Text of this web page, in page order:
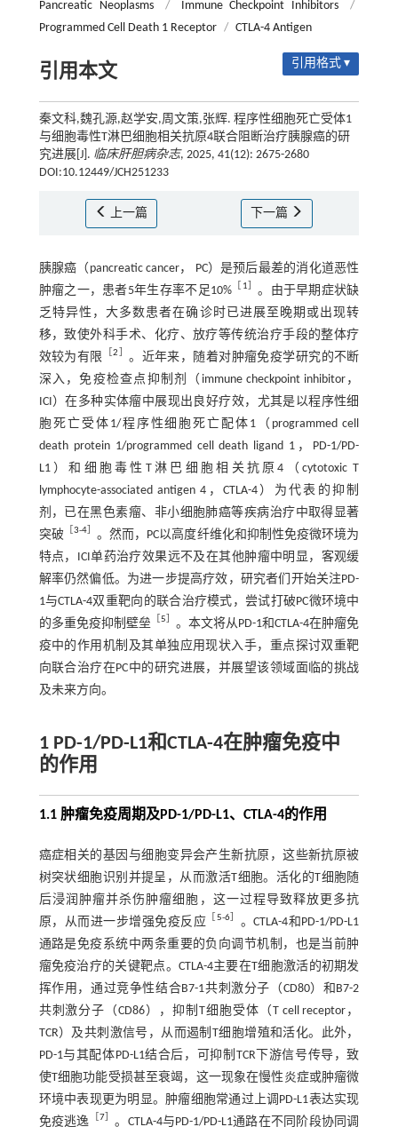
Pancreatic Neoplasms / Immune Checkpoint Inhibitors
/
Programmed Cell Death 1 Receptor / CTLA-4 Antigen
引用本文 引用格式 ▾
秦文科,魏孔源,赵学安,周文策,张辉. 程序性细胞死亡受体1
与细胞毒性T淋巴细胞相关抗原4联合阻断治疗胰腺癌的研
究进展[J]. 临床肝胆病杂志, 2025, 41(12): 2675-2680
DOI:10.12449/JCH251233
上一篇 下一篇
胰腺癌（pancreatic cancer， PC）是预后最差的消化道恶性
肿瘤之一，患者5年生存率不足10% ［ 1］ 。由于早期症状缺
乏特异性，大多数患者在确诊时已进展至晚期或出现转
移，致使外科手术、化疗、放疗等传统治疗手段的整体疗
效较为有限
［2］ 。近年来，随着对肿瘤免疫学研究的不断
深入，免疫检查点抑制剂（immune checkpoint inhibitor，
ICI）在多种实体瘤中展现出良好疗效，尤其是以程序性细
胞死亡受体1/程序性细胞死亡配体1（programmed cell
death protein 1/programmed cell death ligand 1，PD-1/PD-
L1）和细胞毒性T淋巴细胞相关抗原4（cytotoxic T
lymphocyte-associated antigen 4，CTLA-4）为代表的抑制
剂，已在黑色素瘤、非小细胞肺癌等疾病治疗中取得显著
突破 ［3-4］ 。然而，PC以高度纤维化和抑制性免疫微环境为
特点，ICI单药治疗效果远不及在其他肿瘤中明显，客观缓
解率仍然偏低。为进一步提高疗效，研究者们开始关注PD-
1与CTLA-4双重靶向的联合治疗模式，尝试打破PC微环境中
的多重免疫抑制壁垒 ［5］ 。本文将从PD-1和CTLA-4在肿瘤免
疫中的作用机制及其单独应用现状入手，重点探讨双重靶
向联合治疗在PC中的研究进展，并展望该领域面临的挑战
及未来方向。
1 PD-1/PD-L1和CTLA-4在肿瘤免疫中
的作用
1.1 肿瘤免疫周期及PD-1/PD-L1、CTLA-4的作用
癌症相关的基因与细胞变异会产生新抗原，这些新抗原被
树突状细胞识别并提呈，从而激活T细胞。活化的T细胞随
后浸润肿瘤并杀伤肿瘤细胞，这一过程导致释放更多抗
原，从而进一步增强免疫反应 ［5-6］ 。CTLA-4和PD-1/PD-L1
通路是免疫系统中两条重要的负向调节机制，也是当前肿
瘤免疫治疗的关键靶点。CTLA-4主要在T细胞激活的初期发
挥作用，通过竞争性结合B7-1共刺激分子（CD80）和B7-2
共刺激分子（CD86），抑制T细胞受体（T cell receptor，
TCR）及共刺激信号，从而遏制T细胞增殖和活化。此外，
PD-1与其配体PD-L1结合后，可抑制TCR下游信号传导，致
使T细胞功能受损甚至衰竭，这一现象在慢性炎症或肿瘤微
环境中表现更为明显。肿瘤细胞常通过上调PD-L1表达实现
免疫逃逸 ［7］ 。CTLA-4与PD-1/PD-L1通路在不同阶段协同调